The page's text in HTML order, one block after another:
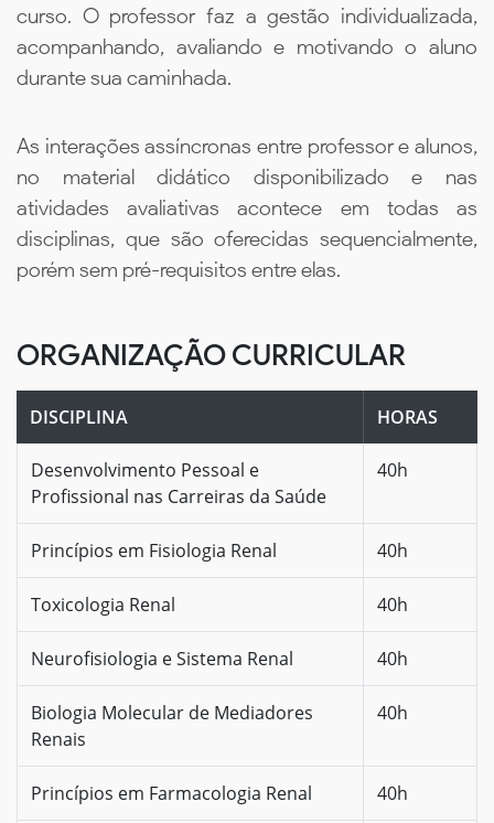
curso. O professor faz a gestão individualizada,
acompanhando, avaliando e motivando o aluno
durante sua caminhada.
As interações assíncronas entre professor e alunos,
no material didático disponibilizado e nas
atividades avaliativas acontece em todas as
disciplinas, que são oferecidas sequencialmente,
porém sem pré-requisitos entre elas.
ORGANIZAÇÃO CURRICULAR
DISCIPLINA HORAS
Desenvolvimento Pessoal e
Profissional nas Carreiras da Saúde
40h
Princípios em Fisiologia Renal 40h
Toxicologia Renal 40h
Neurofisiologia e Sistema Renal 40h
Biologia Molecular de Mediadores
Renais
40h
Princípios em Farmacologia Renal 40h